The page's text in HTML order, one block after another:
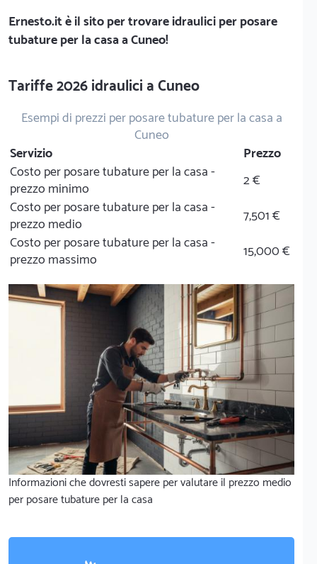
Ernesto.itè il sito per trovare idraulici per posare
tubature per la casa a Cuneo!
Tariffe 2026 idraulici a Cuneo
Esempi di prezzi per posare tubature per la casa a
Cuneo
Servizio
Prezzo
Costo per posare tubature per la casa -
prezzo minimo
2 €
Costo per posare tubature per la casa -
prezzo medio
7,501 €
Costo per posare tubature per la casa -
prezzo massimo
15,000 €
Informazioni che dovresti sapere per valutare il prezzo medio
per posare tubature per la casa